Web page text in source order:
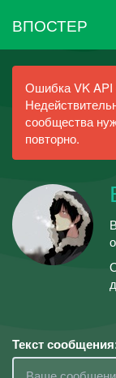
ВПОСТЕР
Ошибка VK API
сообщества
повторно.
Текст